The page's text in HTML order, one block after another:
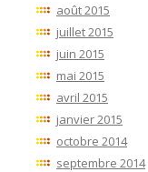
août 2015
juillet 2015
juin 2015
mai 2015
avril 2015
janvier 2015
octobre 2014
septembre 2014